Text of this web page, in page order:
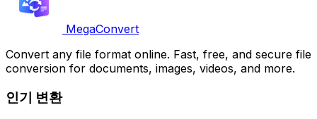
MegaConvert
Convert any file format online. Fast, free, and secure file
conversion for documents, images, videos, and more.
인기 변환